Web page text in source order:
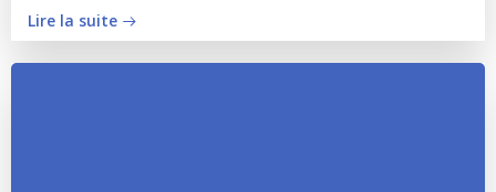
Lire la suite